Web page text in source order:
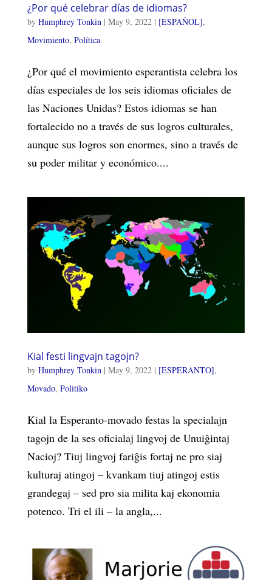
¿Por qué celebrar días de idiomas?
by Humphrey Tonkin| May 9, 2022| [ESPAÑOL],
Movimiento, Política
¿Por qué el movimiento esperantista celebra los
días especiales de los seis idiomas oficiales de
las Naciones Unidas? Estos idiomas se han
fortalecido no a través de sus logros culturales,
aunque sus logros son enormes, sino a través de
su poder militar y económico....
Kial festi lingvajn tagojn?
by Humphrey Tonkin| May 9, 2022| [ESPERANTO],
Movado, Politiko
Kial la Esperanto-movado festas la specialajn
tagojn de la ses oficialaj lingvoj de Unuiĝintaj
Nacioj? Tiuj lingvoj fariĝis fortaj ne pro siaj
kulturaj atingoj – kvankam tiuj atingoj estis
grandegaj – sed pro sia milita kaj ekonomia
potenco. Tri el ili – la angla,...